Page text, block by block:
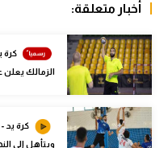
أمم إفريقيا
كرة السلة الأمريكية
كرة سلة
كرة طائرة
أخبار متعلقة:
كرة
الزمالك
كرة يد
ويتأهل إلى